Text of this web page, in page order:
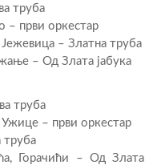
труба
– први оркестар
– Златна труба
– Од Злата јабука
труба
– први оркестар
Горачићи – Од Злата